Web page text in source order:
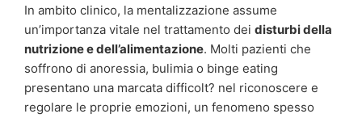
In ambito clinico, la mentalizzazione assume
un’importanza vitale nel trattamento dei disturbi della
nutrizione e dell’alimentazione. Molti pazienti che
soffrono di anoressia, bulimia o binge eating
presentano una marcata difficolt? nel riconoscere e
regolare le proprie emozioni, un fenomeno spesso